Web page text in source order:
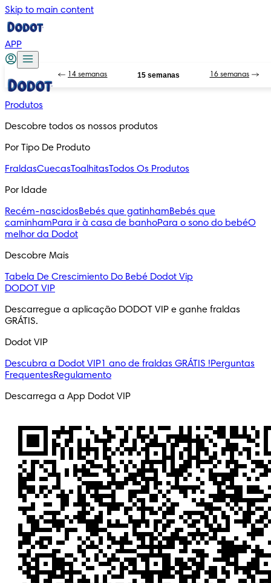
Skip to main content
APP
Produtos
Descobre todos os nossos produtos
Por Tipo De Produto
FraldasCuecasToalhitasTodos Os Produtos
Por Idade
Recém-nascidosBebés que gatinhamBebés que
caminhamPara ir à casa de banhoPara o sono do bebéO
melhor da Dodot
Descobre Mais
Tabela De Crescimiento Do Bebé Dodot Vip
DODOT VIP
Descarregue a aplicação DODOT VIP e ganhe fraldas
GRÁTIS.
Dodot VIP
Descubra a Dodot VIP1 ano de fraldas GRÁTIS !Perguntas
FrequentesRegulamento
Descarrega a App Dodot VIP
14 semanas 15 semanas 16 semanas